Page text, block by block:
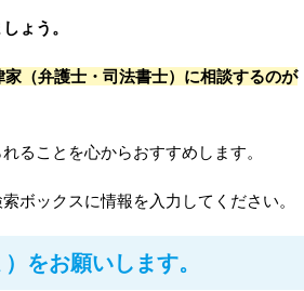
ょう。
家（弁護士・司法書士）に相談するのが
ることを心からおすすめします。
ックスに情報を入力してください。
をお願いします。